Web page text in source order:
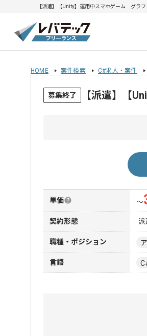
【派遣】【Unity】運用中スマホゲーム グラ
HOME 案件検索 C#求人・案件
募集終了 【派遣】【
単価 〜
契約形態 派
職種・ポジション
言語